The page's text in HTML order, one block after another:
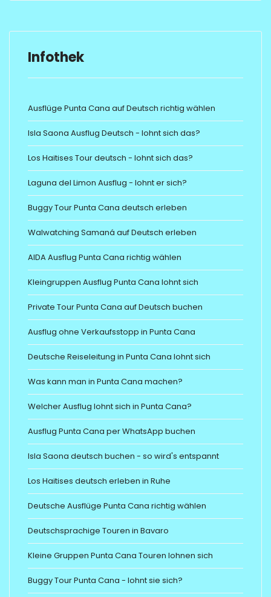
Infothek
Ausflüge Punta Cana auf Deutsch richtig wählen
Isla Saona Ausflug Deutsch - lohnt sich das?
Los Haitises Tour deutsch - lohnt sich das?
Laguna del Limon Ausflug - lohnt er sich?
Buggy Tour Punta Cana deutsch erleben
Walwatching Samaná auf Deutsch erleben
AIDA Ausflug Punta Cana richtig wählen
Kleingruppen Ausflug Punta Cana lohnt sich
Private Tour Punta Cana auf Deutsch buchen
Ausflug ohne Verkaufsstopp in Punta Cana
Deutsche Reiseleitung in Punta Cana lohnt sich
Was kann man in Punta Cana machen?
Welcher Ausflug lohnt sich in Punta Cana?
Ausflug Punta Cana per WhatsApp buchen
Isla Saona deutsch buchen - so wird's entspannt
Los Haitises deutsch erleben in Ruhe
Deutsche Ausflüge Punta Cana richtig wählen
Deutschsprachige Touren in Bavaro
Kleine Gruppen Punta Cana Touren lohnen sich
Buggy Tour Punta Cana - lohnt sie sich?